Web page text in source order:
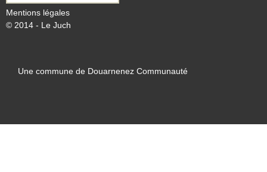
pour :
Mentions légales
© 2014 - Le Juch
Une commune de Douarnenez Communauté